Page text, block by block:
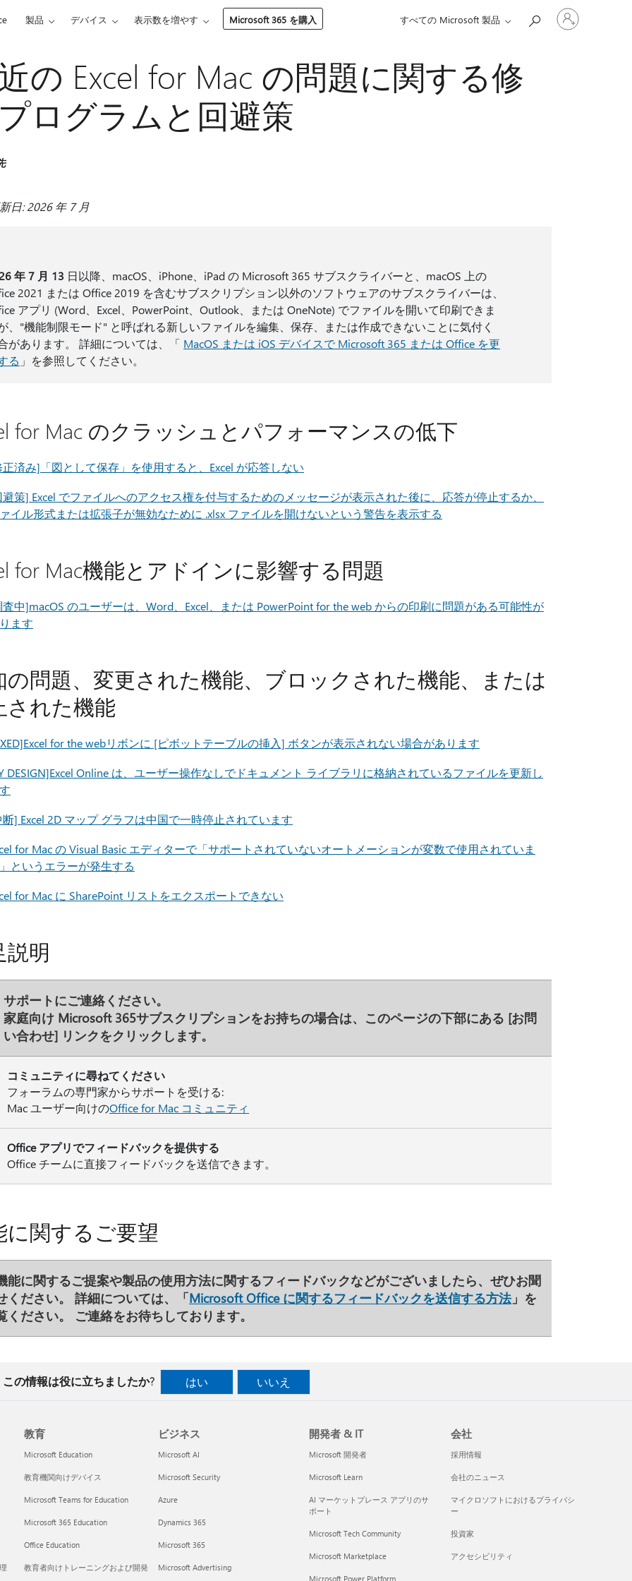
製品 デバイス 表示数を増やす Microsoft 365 を購入 すべての Microsoft 製品
カ
の Excel for Mac の問題に関する修
ログラムと回避策
日: 2026 年 7 月
年 7 月 13 日以降、macOS、iPhone、iPad の Microsoft 365 サブスクライバーと、macOS 上の
2021 または Office 2019 を含むサブスクリプション以外のソフトウェアのサブスクライバーは、
アプリ (Word、Excel、PowerPoint、Outlook、または OneNote) でファイルを開いて印刷できま
、"機能制限モード" と呼ばれる新しいファイルを編集、保存、または作成できないことに気付く
があります。 詳細については、「 MacOS または iOS デバイスで Microsoft 365 または Office を更
る 」を参照してください。
for Mac のクラッシュとパフォーマンスの低下
済み]「図として保存」を使用すると、Excel が応答しない
策] Excel でファイルへのアクセス権を付与するためのメッセージが表示された後に、応答が停止するか、
イル形式または拡張子が無効なために .xlsx ファイルを開けないという警告を表示する
for Mac機能とアドインに影響する問題
中]macOS のユーザーは、Word、Excel、または PowerPoint for the web からの印刷に問題がある可能性が
ます
の問題、変更された機能、ブロックされた機能、または
された機能
for the webリボンに [ピボットテーブルの挿入] ボタンが表示されない場合があります
DESIGN]Excel Online は、ユーザー操作なしでドキュメント ライブラリに格納されているファイルを更新し
] Excel 2D マップ グラフは中国で一時停止されています
for Mac の Visual Basic エディターで「サポートされていないオートメーションが変数で使用されていま
というエラーが発生する
for Mac に SharePoint リストをエクスポートできない
説明
サポートにご連絡ください。
家庭向け Microsoft 365サブスクリプションをお持ちの場合は、このページの下部にある [お問
い合わせ] リンクをクリックします。
コミュニティに尋ねてください
フォーラムの専門家からサポートを受ける:
Mac ユーザー向けのOffice for Mac コミュニティ
Office アプリでフィードバックを提供する
Office チームに直接フィードバックを送信できます。
に関するご要望
能に関するご提案や製品の使用方法に関するフィードバックなどがございましたら、ぜひお聞
ください。 詳細については、「Microsoft Office に関するフィードバックを送信する方法」を
ください。 ご連絡をお待ちしております。
この情報は役に立ちましたか? はい いいえ
教育
Microsoft Education
教育機関向けデバイス
Microsoft Teams for Education
Microsoft 365 Education
Office Education
教育者向けトレーニングおよび開発
ビジネス
Microsoft AI
Microsoft Security
Azure
Dynamics 365
Microsoft 365
Microsoft Advertising
開発者 & IT
Microsoft 開発者
Microsoft Learn
AI マーケットプレース アプリのサ
ポート
Microsoft Tech Community
Microsoft Marketplace
Microsoft Power Platform
会社
採用情報
会社のニュース
マイクロソフトにおけるプライバシ
ー
投資家
アクセシビリティ